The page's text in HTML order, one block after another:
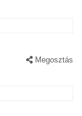
Megosztás